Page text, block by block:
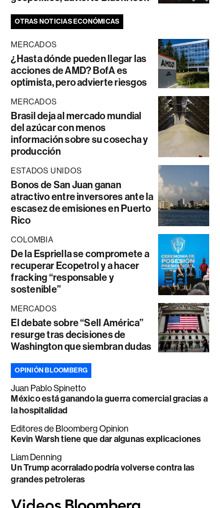
OTRAS NOTICIAS ECONÓMICAS
MERCADOS
¿Hasta dónde pueden llegar las
acciones de AMD? BofA es
optimista, pero advierte riesgos
MERCADOS
Brasil deja al mercado mundial
del azúcar con menos
información sobre su cosecha y
producción
ESTADOS UNIDOS
Bonos de San Juan ganan
atractivo entre inversores ante la
escasez de emisiones en Puerto
Rico
COLOMBIA
De la Espriella se compromete a
recuperar Ecopetrol y a hacer
fracking “responsable y
sostenible”
MERCADOS
El debate sobre “Sell América”
resurge tras decisiones de
Washington que siembran dudas
OPINIÓN BLOOMBERG
Juan Pablo Spinetto
México está ganando la guerra comercial gracias a
la hospitalidad
Editores de Bloomberg Opinion
Kevin Warsh tiene que dar algunas explicaciones
Liam Denning
Un Trump acorralado podría volverse contra las
grandes petroleras